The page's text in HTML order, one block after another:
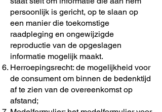
persoonlijk is gericht, op te slaan op
een manier die toekomstige
raadpleging en ongewijzigde
reproductie van de opgeslagen
informatie mogelijk maakt.
Herroepingsrecht: de mogelijkheid voor
de consument om binnen de bedenktijd
af te zien van de overeenkomst op
afstand;